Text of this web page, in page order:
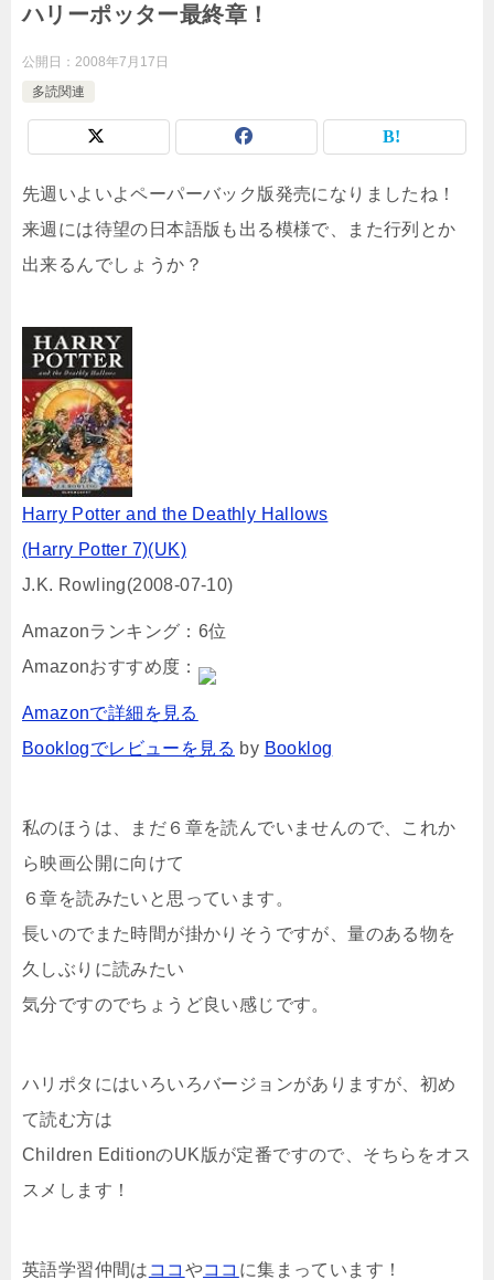
ハリーポッター最終章！
公開日： 2008年7月17日
多読関連
先週いよいよペーパーバック版発売になりましたね！
来週には待望の日本語版も出る模様で、また行列とか
出来るんでしょうか？
Harry Potter and the Deathly Hallows
(Harry Potter 7)(UK)
J.K. Rowling(2008-07-10)
Amazonランキング：6位
Amazonおすすめ度：
Amazonで詳細を見る
Booklogでレビューを見る by Booklog
私のほうは、まだ６章を読んでいませんので、これか
ら映画公開に向けて
６章を読みたいと思っています。
長いのでまた時間が掛かりそうですが、量のある物を
久しぶりに読みたい
気分ですのでちょうど良い感じです。
ハリポタにはいろいろバージョンがありますが、初め
て読む方は
Children EditionのUK版が定番ですので、そちらをオス
スメします！
英語学習仲間は ココ やココ に集まっています！